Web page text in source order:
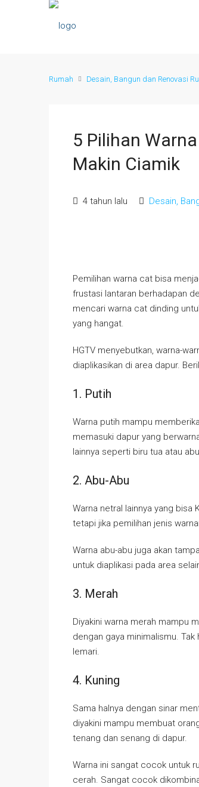
Rumah Desain, Bangun dan Renovasi
5 Pilihan
Makin Ciamik
4 tahun lalu Desain,
Pemilihan warna cat bisa
frustasi lantaran berhadapan
mencari warna cat dinding
yang hangat.
HGTV menyebutkan, warna-
diaplikasikan di area dapur.
1. Putih
Warna putih mampu
memasuki dapur yang
lainnya seperti biru tua atau
2. Abu-Abu
Warna netral lainnya yang bisa
tetapi jika pemilihan jenis
Warna abu-abu juga akan
untuk diaplikasi pada area
3. Merah
Diyakini warna merah mampu
dengan gaya minimalismu.
lemari.
4. Kuning
Sama halnya dengan sinar
diyakini mampu membuat
tenang dan senang di dapur.
Warna ini sangat cocok untuk
cerah. Sangat cocok